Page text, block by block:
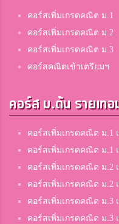
คอร์สเพิ่มเกรดคณิต ม.1
คอร์สเพิ่มเกรดคณิต ม.2
คอร์สเพิ่มเกรดคณิต ม.3
คอร์สคณิตเข้าเตรียมฯ
คอร์ส ม.ต้น รายเท
คอร์สเพิ่มเกรดคณิต ม.1
คอร์สเพิ่มเกรดคณิต ม.1
คอร์สเพิ่มเกรดคณิต ม.2
คอร์สเพิ่มเกรดคณิต ม.2
คอร์สเพิ่มเกรดคณิต ม.3
คอร์สเพิ่มเกรดคณิต ม.3